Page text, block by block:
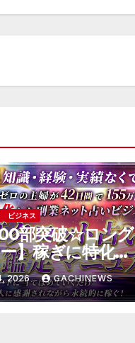
ビジネス
部突破☆ロング
】稼ぎに特化し
ネット占いのバ
～逆算タロット
ール鑑定マニュ
2026 GACHINEWS